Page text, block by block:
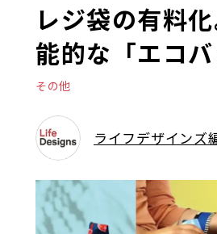
レジ袋の有料
能的な「エコ
その他
ライフデザインズ